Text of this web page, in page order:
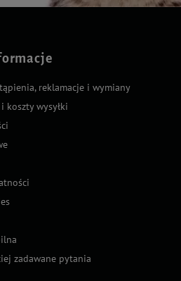
reklamacje i wymiany
koszty wysyłki
zadawane pytania